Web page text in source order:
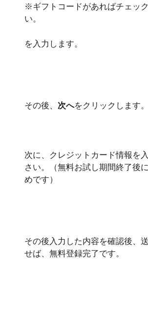
※ギフトコードがあればチェッ
い。
を入力します。
その後、 次へをクリックします。
次に、クレジットカード情報を
さい。（無料お試し期間終了後
めです）
その後入力した内容を確認後、
せば、無料登録完了です。